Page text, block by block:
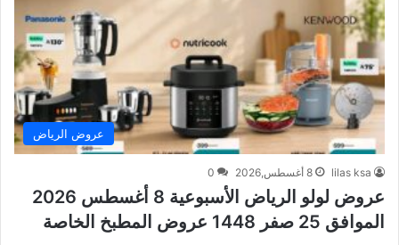
عروض الرياض
lilas ksa 8 أغسطس,2026 0
عروض لولو الرياض الأسبوعية 8 أغسطس 2026
الموافق 25 صفر 1448 عروض المطبخ الخاصة